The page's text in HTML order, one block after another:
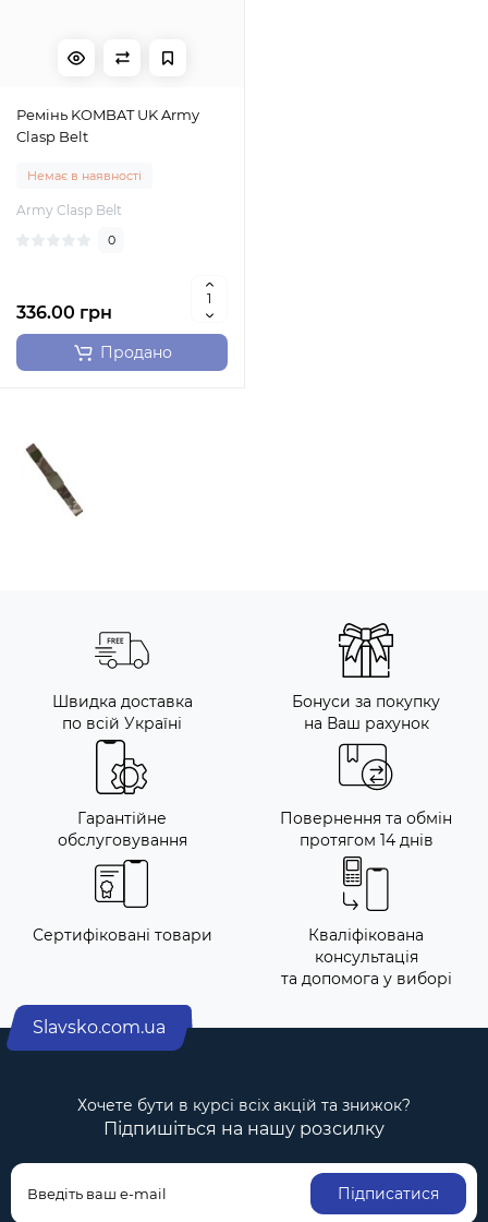
Ремінь KOMBAT UK Army
Clasp Belt
Немає в наявності
Army Clasp Belt
0
336.00 грн
Продано
Швидка доставка
по всій Україні
Бонуси за покупку
на Ваш рахунок
Гарантійне
обслуговування
Повернення та обмін
протягом 14 днів
Сертифіковані товари
Кваліфікована
консультація
та допомога у виборі
Slavsko.com.ua
Хочете бути в курсі всіх акцій та знижок?
Підпишіться на нашу розсилку
Підписатися